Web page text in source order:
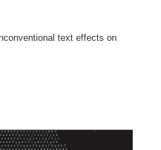
text effects on